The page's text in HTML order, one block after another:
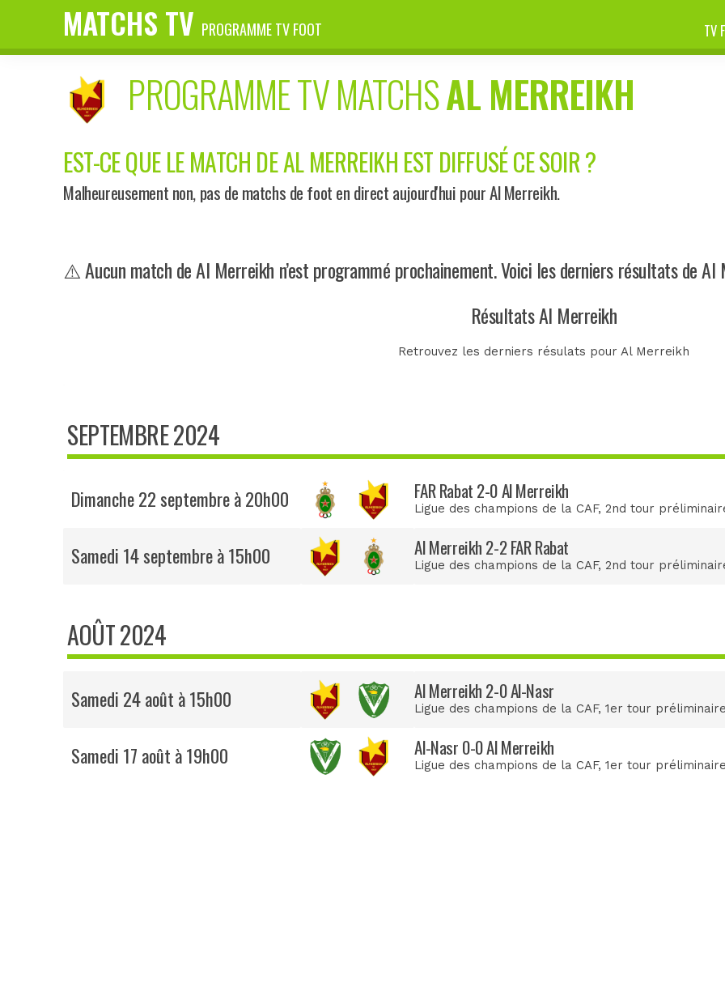
MATCHS TV PROGRAMME TV FOOT TV
PROGRAMME TV MATCHSAL MERREIKH
EST-CE QUE LE MATCH DE AL MERREIKH EST DIFFUSÉ CE SOIR ?
Malheureusement non, pas de matchs de foot en direct aujourd'hui pour Al Merreikh.
⚠️ Aucun match de Al Merreikh n’est programmé prochainement. Voici les derniers résultats de Al
Résultats Al Merreikh
Retrouvez les derniers résulats pour Al Merreikh
SEPTEMBRE 2024
Dimanche 22 septembre à 20h00 FAR Rabat 2-0 Al Merreikh
Ligue des champions de la CAF, 2nd tour
Samedi 14 septembre à 15h00 Al Merreikh 2-2 FAR Rabat
Ligue des champions de la CAF, 2nd tour
AOÛT 2024
Samedi 24 août à 15h00 Al Merreikh 2-0 Al-Nasr
Ligue des champions de la CAF, 1er tour préliminaire
Samedi 17 août à 19h00 Al-Nasr 0-0 Al Merreikh
Ligue des champions de la CAF, 1er tour préliminaire